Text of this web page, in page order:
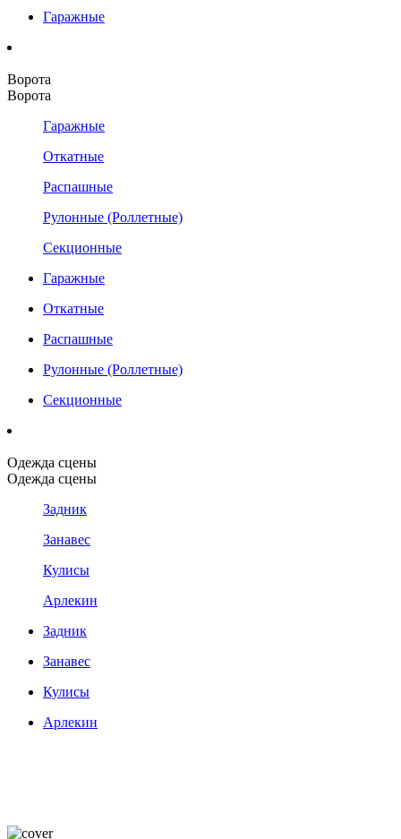
Гаражные
Ворота
Ворота
Гаражные
Откатные
Распашные
Рулонные (Роллетные)
Секционные
Гаражные
Откатные
Распашные
Рулонные (Роллетные)
Секционные
Одежда сцены
Одежда сцены
Задник
Занавес
Кулисы
Арлекин
Задник
Занавес
Кулисы
Арлекин